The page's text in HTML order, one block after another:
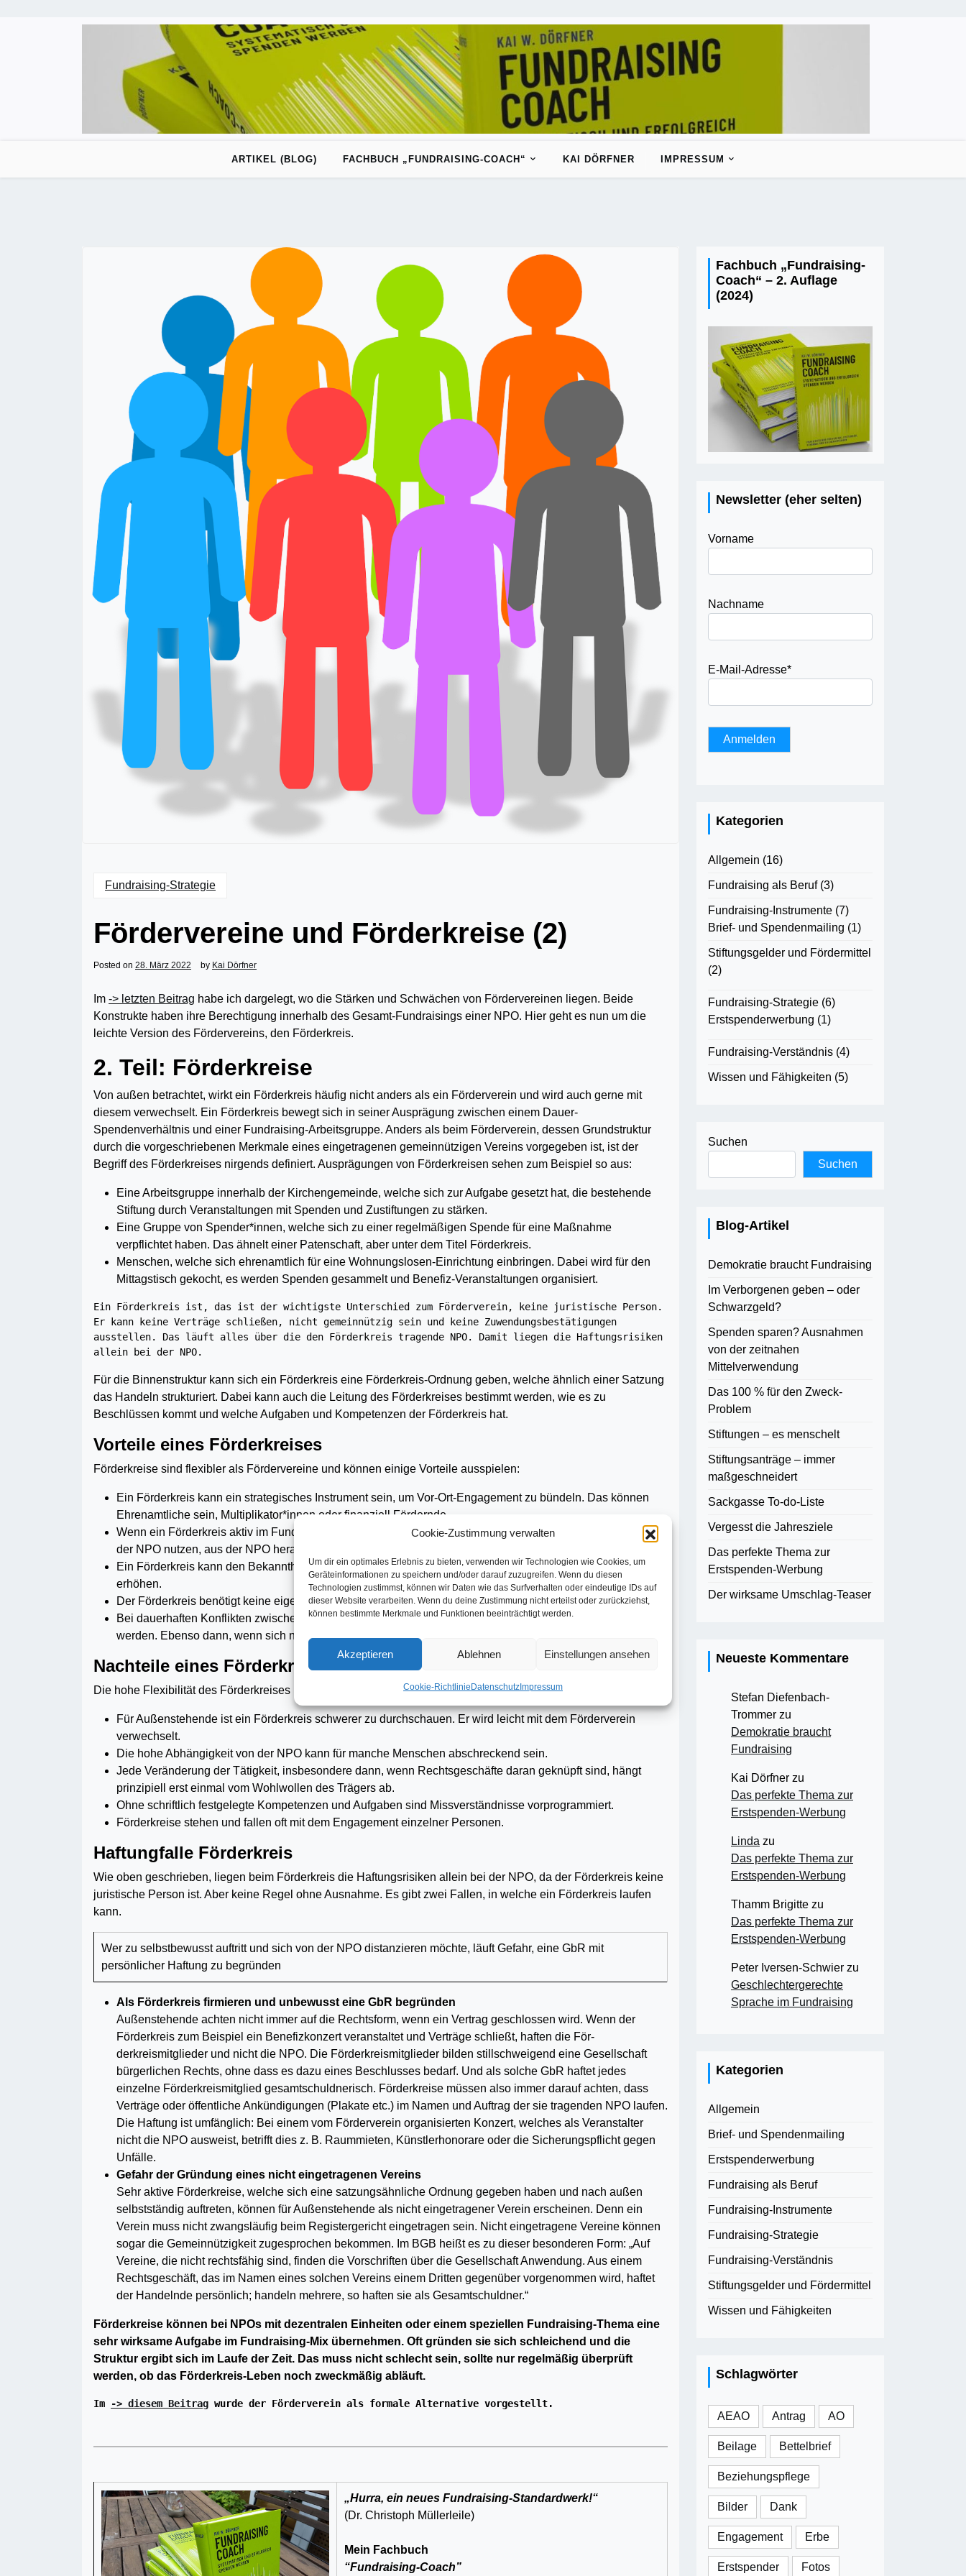
Cookie-Zustimmung verwalten
Um dir ein optimales Erlebnis zu bieten, verwenden wir Technologien wie Cookies, um
Geräteinformationen zu speichern und/oder darauf zuzugreifen. Wenn du diesen
Technologien zustimmst, können wir Daten wie das Surfverhalten oder eindeutige IDs auf
dieser Website verarbeiten. Wenn du deine Zustimmung nicht erteilst oder zurückziehst,
können bestimmte Merkmale und Funktionen beeinträchtigt werden.
Akzeptieren Ablehnen Einstellungen ansehen
Cookie-Richtlinie DatenschutzImpressum
ARTIKEL (BLOG) FACHBUCH „FUNDRAISING-COACH“ KAI DÖRFNER IMPRESSUM
Fundraising-Strategie
Fördervereine und Förderkreise (2)
Posted on 28. März 2022 by Kai Dörfner
Im -> letzten Beitrag habe ich dargelegt, wo die Stärken und Schwächen von Fördervereinen liegen. Beide
Konstrukte haben ihre Berechtigung innerhalb des Gesamt-Fundraisings einer NPO. Hier geht es nun um die
leichte Version des Fördervereins, den Förderkreis.
2. Teil: Förderkreise
Von außen betrachtet, wirkt ein Förderkreis häufig nicht anders als ein Förderverein und wird auch gerne mit
diesem verwechselt. Ein Förderkreis bewegt sich in seiner Ausprägung zwischen einem Dauer-
Spendenverhältnis und einer Fundraising-Arbeitsgruppe. Anders als beim Förderverein, dessen Grundstruktur
durch die vorgeschriebenen Merkmale eines eingetragenen gemeinnützigen Vereins vorgegeben ist, ist der
Begriff des Förderkreises nirgends definiert. Ausprägungen von Förderkreisen sehen zum Beispiel so aus:
Eine Arbeitsgruppe innerhalb der Kirchengemeinde, welche sich zur Aufgabe gesetzt hat, die bestehende
Stiftung durch Veran­stal­tungen mit Spenden und Zustiftungen zu stärken.
Eine Gruppe von Spender*innen, welche sich zu einer regel­mä­ßi­gen Spende für eine Maßnahme
verpflichtet haben. Das ähnelt einer Patenschaft, aber unter dem Titel Förderkreis.
Menschen, welche sich ehrenamtlich für eine Wohnungslosen-Ein­richtung einbringen. Dabei wird für den
Mittagstisch gekocht, es werden Spenden gesammelt und Benefiz-Veranstaltungen or­ga­nisiert.
Ein Förderkreis ist, das ist der wichtigste Unterschied zum Förderverein, keine juristische Person.
Er kann keine Verträge schließen, nicht gemeinnützig sein und keine Zuwendungsbestätigungen
ausstellen. Das läuft alles über die den Förderkreis tragende NPO. Damit liegen die Haftungsrisiken
allein bei der NPO.
Für die Binnenstruktur kann sich ein Förderkreis eine Förderkreis-Ordnung geben, welche ähnlich einer Satzung
das Handeln strukturiert. Dabei kann auch die Leitung des Förderkreises bestimmt werden, wie es zu
Beschlüssen kommt und welche Aufgaben und Kompetenzen der Förderkreis hat.
Vorteile eines Förderkreises
Förderkreise sind flexibler als Fördervereine und können einige Vorteile ausspielen:
Ein Förderkreis kann ein strategisches Instrument sein, um Vor-Ort-Engagement zu bündeln. Das können
Ehrenamtliche sein, Mul­tiplikator*innen oder finanziell Fördernde.
Wenn ein Förderkreis aktiv im Fundraising arbeiten möchte, kann er potenziell die Spender*innen-Adressen
der NPO nutzen, aus der NPO heraus agieren.
Ein Förderkreis kann den Bekanntheitsgrad der NPO oder des Be­rei­ches, für den er errichtet wurde, deutlich
erhöhen.
Der Förderkreis benötigt keine eigenen Organe (Vorstand o. ä.) und hat keine eigene Buchhaltung.
Bei dauerhaften Konflikten zwischen NPO und Förderkreis, kann letzterer unproblematisch aufgelöst
werden. Ebenso dann, wenn sich nicht mehr ausreichend Aktive finden.
Nachteile eines Förderkreises
Die hohe Flexibilität des Förderkreises bringt aber auch Nachteile mit sich:
Für Außenstehende ist ein Förderkreis schwerer zu durchschauen. Er wird leicht mit dem Förderverein
verwechselt.
Die hohe Abhängigkeit von der NPO kann für manche Menschen ab­schreckend sein.
Jede Veränderung der Tätigkeit, insbesondere dann, wenn Rechts­geschäfte daran geknüpft sind, hängt
prinzipiell erst einmal vom Wohl­wollen des Trägers ab.
Ohne schriftlich festgelegte Kompetenzen und Aufgaben sind Miss­­verständnisse vorprogrammiert.
Förderkreise stehen und fallen oft mit dem Engagement einzelner Personen.
Haftungfalle Förderkreis
Wie oben geschrieben, liegen beim Förderkreis die Haftungsrisiken allein bei der NPO, da der Förderkreis keine
juristische Person ist. Aber keine Regel ohne Ausnahme. Es gibt zwei Fallen, in welche ein Förderkreis laufen
kann.
Wer zu selbstbewusst auftritt und sich von der NPO distanzieren möchte, läuft Gefahr, eine GbR mit
persönlicher Haftung zu begründen
Als Förderkreis firmieren und unbewusst eine GbR begründen
Außenstehende achten nicht immer auf die Rechtsform, wenn ein Vertrag geschlossen wird. Wenn der
Förderkreis zum Beispiel ein Be­nefizkonzert veranstaltet und Verträge schließt, haften die För­
derkreismitglieder und nicht die NPO. Die Förderkreismitglieder bil­den stillschweigend eine Gesellschaft
bürgerlichen Rechts, ohne dass es dazu eines Beschlusses bedarf. Und als solche GbR haftet je­des
einzelne Förderkreismitglied gesamtschuldnerisch. Förder­kreise müssen also immer darauf achten, dass
Verträge oder öffent­liche Ankündigungen (Plakate etc.) im Namen und Auftrag der sie tragenden NPO laufen.
Die Haftung ist umfänglich: Bei einem vom Förderverein organisierten Konzert, welches als Veranstalter
nicht die NPO ausweist, betrifft dies z. B. Raummieten, Künstlerhonorare oder die Sicherungspflicht gegen
Unfälle.
Gefahr der Gründung eines nicht eingetragenen Vereins
Sehr aktive Förderkreise, welche sich eine satzungsähnliche Ord­nung gegeben haben und nach außen
selbstständig auftreten, kön­nen für Außenstehende als nicht eingetragener Verein erschei­nen. Denn ein
Verein muss nicht zwangsläufig beim Regis­ter­ge­richt eingetragen sein. Nicht eingetragene Vereine können
sogar die Gemeinnützigkeit zugesprochen bekommen. Im BGB heißt es zu dieser besonderen Form: „Auf
Vereine, die nicht rechtsfähig sind, finden die Vorschriften über die Gesellschaft Anwendung. Aus einem
Rechtsgeschäft, das im Namen eines solchen Vereins ei­nem Dritten gegenüber vorgenommen wird, haftet
der Handeln­de persönlich; handeln mehrere, so haften sie als Gesamt­schuld­ner.“
Förderkreise können bei NPOs mit dezentralen Einheiten oder einem speziellen Fundraising-Thema eine
sehr wirksame Aufgabe im Fundraising-Mix übernehmen. Oft gründen sie sich schleichend und die
Struktur ergibt sich im Laufe der Zeit. Das muss nicht schlecht sein, sollte nur regelmäßig überprüft
werden, ob das Förderkreis-Leben noch zweckmäßig abläuft.
Im -> diesem Beitrag wurde der Förderverein als formale Alternative vorgestellt.
„Hurra, ein neues Fundraising-Standardwerk!“
(Dr. Christoph Müllerleile)
Mein Fachbuch
“Fundraising-Coach”
Fachbuch „Fundraising-
Coach“ – 2. Auflage
(2024)
Newsletter (eher selten)
Vorname
Nachname
E-Mail-Adresse*
Kategorien
Allgemein (16)
Fundraising als Beruf(3)
Fundraising-Instrumente (7)
Brief- und Spendenmailing (1)
Stiftungsgelder und Fördermittel
(2)
Fundraising-Strategie (6)
Erstspenderwerbung (1)
Fundraising-Verständnis (4)
Wissen und Fähigkeiten (5)
Suchen
Suchen
Blog-Artikel
Demokratie braucht Fundraising
Im Verborgenen geben – oder
Schwarzgeld?
Spenden sparen? Ausnahmen
von der zeitnahen
Mittelverwendung
Das 100 % für den Zweck-
Problem
Stiftungen – es menschelt
Stiftungsanträge – immer
maßgeschneidert
Sackgasse To-do-Liste
Vergesst die Jahresziele
Das perfekte Thema zur
Erstspenden-Werbung
Der wirksame Umschlag-Teaser
Neueste Kommentare
Stefan Diefenbach-
Trommer zu
Demokratie braucht
Fundraising
Kai Dörfner zu
Das perfekte Thema zur
Erstspenden-Werbung
Linda zu
Das perfekte Thema zur
Erstspenden-Werbung
Thamm Brigitte zu
Das perfekte Thema zur
Erstspenden-Werbung
Peter Iversen-Schwier zu
Geschlechtergerechte
Sprache im Fundraising
Kategorien
Allgemein
Brief- und Spendenmailing
Erstspenderwerbung
Fundraising als Beruf
Fundraising-Instrumente
Fundraising-Strategie
Fundraising-Verständnis
Stiftungsgelder und Fördermittel
Wissen und Fähigkeiten
Schlagwörter
AEAO Antrag AO
Beilage Bettelbrief
Beziehungspflege
Bilder Dank
Engagement Erbe
Erstspender Fotos